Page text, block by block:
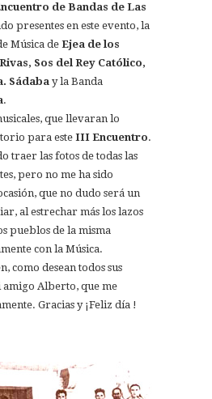
de Bandas de Las
presentes en este evento, la
Música de Ejea de los
Rivas, Sos del Rey Católico,
Sádabay la Banda
.
que llevaran lo
para este III Encuentro.
traer las fotos de todas las
pero no me ha sido
que no dudo será un
al estrechar más los lazos
pueblos de la misma
con la Música.
como desean todos sus
Alberto, que me
Gracias y ¡Feliz día !